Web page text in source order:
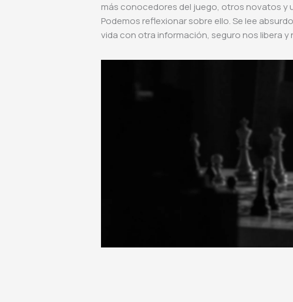
más conocedores del juego, otros novatos y
Podemos reflexionar sobre ello. Se lee
vida con otra información, seguro nos libera y